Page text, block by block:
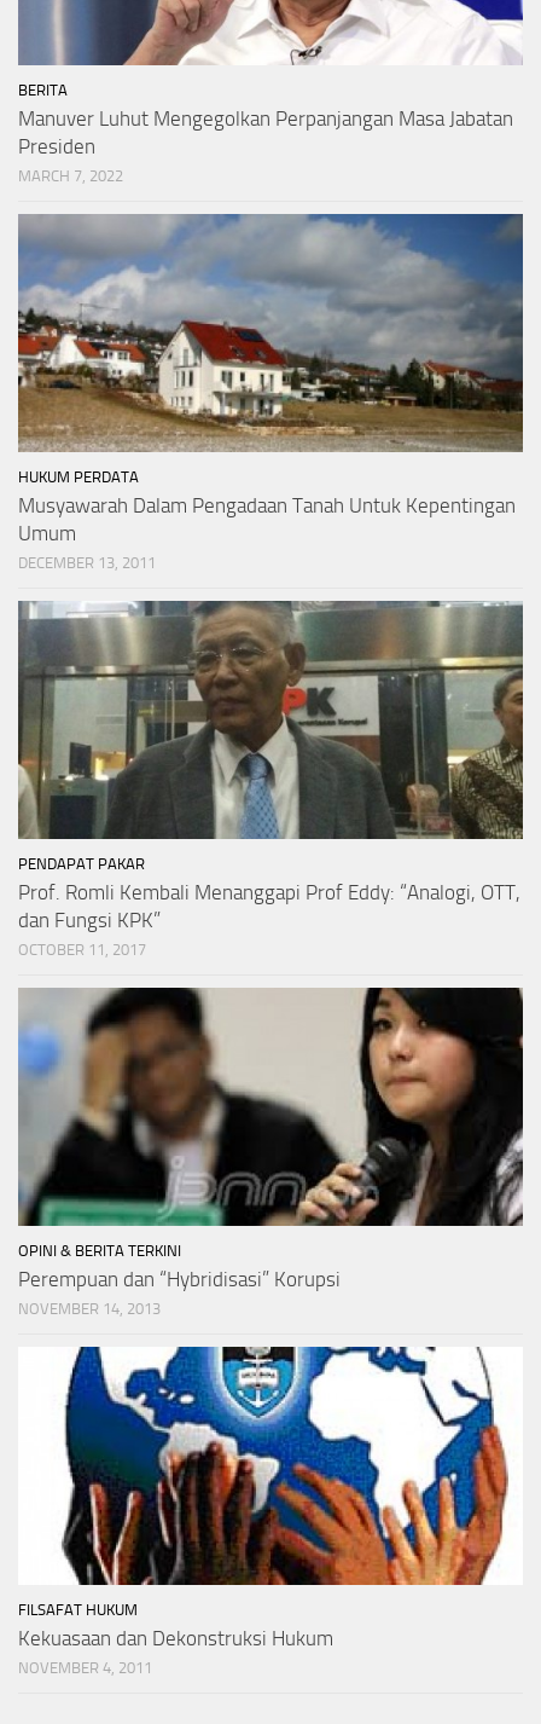
BERITA
Manuver Luhut Mengegolkan Perpanjangan Masa Jabatan
Presiden
MARCH 7, 2022
HUKUM PERDATA
Musyawarah Dalam Pengadaan Tanah Untuk Kepentingan
Umum
DECEMBER 13, 2011
PENDAPAT PAKAR
Prof. Romli Kembali Menanggapi Prof Eddy: “Analogi, OTT,
dan Fungsi KPK”
OCTOBER 11, 2017
OPINI & BERITA TERKINI
Perempuan dan “Hybridisasi” Korupsi
NOVEMBER 14, 2013
FILSAFAT HUKUM
Kekuasaan dan Dekonstruksi Hukum
NOVEMBER 4, 2011